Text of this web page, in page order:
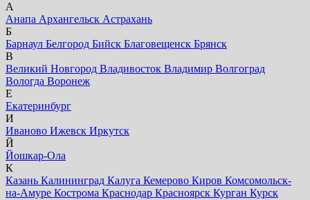
А
Анапа Архангельск Астрахань
Б
Барнаул Белгород Бийск Благовещенск Брянск
В
Великий Новгород Владивосток Владимир Волгоград
Вологда Воронеж
Е
Екатеринбург
И
Иваново Ижевск Иркутск
Й
Йошкар-Ола
К
Казань Калининград Калуга Кемерово Киров Комсомольск-
на-Амуре Кострома Краснодар Красноярск Курган Курск